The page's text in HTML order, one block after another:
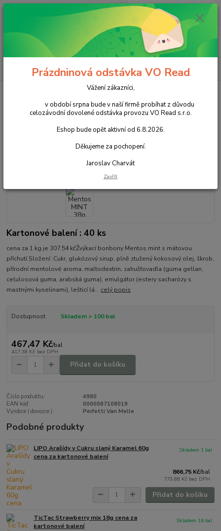
Po - Pá 8 - 14h
ks
za 0,00 Kč
Nečokoládové cukrovinky
Mentos MINT 38g cena za kartonové balení
Mentos MINT 38g cena za
kartonové balení
Kartonové balení : 40 ks
cena za 1 kg je 307.54 kčŽvýkací bonbony Mentos mint s mátovou
příchutí.Složení :Cukr, glukózový sirup, plně ztužený kokosový olej, škrob,
přírodní mentolové aroma, maltodextrin, zahušťovadla (guma gellan,
celulosová guma, arabská guma), emulgátor (estery sacharózy s
mastnými kyselinami), lešticí lá... celý popis
Dostupnost Skladem > 100 bal
467,47 Kč/bal
417,38 Kč bez DPH
Přidat do košíku
Číslo produktu:
4980
EAN kód:
0000087108019
Vyrobce ( dovozce ):
Perfetti Van Melle
Podobné produkty
LIPO Arašídy v Cukru slaný Karamel 60g
cena za kartonové balení
866,75 Kč/bal
773,88 Kč bez DPH
Skladem 1 bal
Přidat do košíku
TicTac Strawberry mix 18g cena za
kartonové balení
Skladem 16 bal
Prázdninová odstávka VO Read
Vážení zákazníci,
v období srpna bude v naší firmě probíhat z důvodu
celozávodní dovolené odstávka provozu VO Read s.r.o.
Eshop bude opět aktivní od 6.8.2026.
Děkujeme za pochopení.
Jaroslav Charvát
Zavřít